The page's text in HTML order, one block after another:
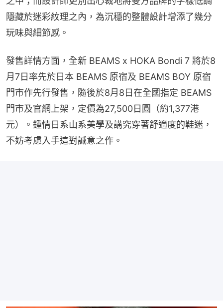
隱藏於迷彩紋理之內，為沉穩的整體設計增添了幾分
玩味與細節感。
發售詳情方面，全新 BEAMS x HOKA Bondi 7 將於8
月7日率先於日本 BEAMS 原宿及 BEAMS BOY 原宿
門市作先行發售，隨後於8月8日在全國指定 BEAMS
門市及官網上架，定價為27,500日圓（約1,377港
元）。鍾情日系山系美學及講究穿著舒適度的鞋迷，
不妨考慮入手這對誠意之作。